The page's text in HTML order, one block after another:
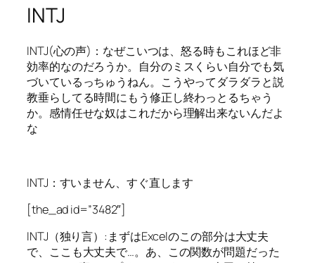
INTJ
INTJ(心の声)：なぜこいつは、怒る時もこれほど非
効率的なのだろうか。自分のミスくらい自分でも気
づいているっちゅうねん。こうやってダラダラと説
教垂らしてる時間にもう修正し終わっとるちゃう
か。感情任せな奴はこれだから理解出来ないんだよ
な
INTJ：すいません、すぐ直します
[the_ad id=”3482″]
INTJ（独り言）:まずはExcelのこの部分は大丈夫
で、ここも大丈夫で…。あ、この関数が問題だった